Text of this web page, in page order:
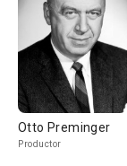
Otto Preminger
Productor